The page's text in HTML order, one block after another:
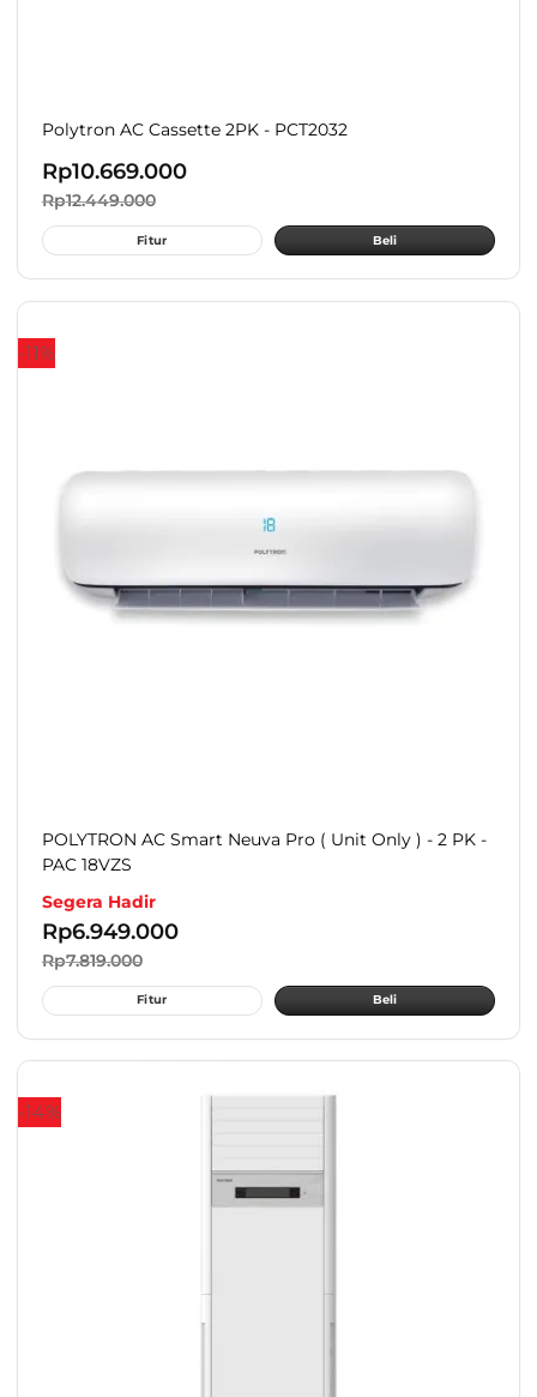
Polytron AC Cassette 2PK - PCT2032
Rp10.669.000
Rp12.449.000
Fitur Beli
-11%
POLYTRON AC Smart Neuva Pro ( Unit Only ) - 2 PK -
PAC 18VZS
Segera Hadir
Rp6.949.000
Rp7.819.000
Fitur Beli
-14%